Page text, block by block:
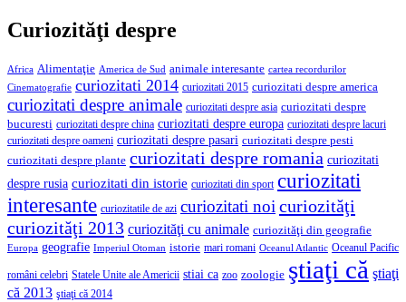
Curiozităţi despre
Africa Alimentaţie America de Sud animale interesante cartea recordurilor
Cinematografie curiozitati 2014 curiozitati 2015 curiozitati despre america
curiozitati despre animale curiozitati despre asia curiozitati despre
bucuresti curiozitati despre china curiozitati despre europa curiozitati despre lacuri
curiozitati despre oameni curiozitati despre pasari curiozitati despre pesti
curiozitati despre plante curiozitati despre romania curiozitati
despre rusia curiozitati din istorie curiozitati din sport curiozitati
interesante curiozitatile de azi curiozitati noicuriozităţi
curiozităţi 2013 curiozităţi cu animale curiozităţi din geografie
Europa geografie Imperiul Otoman istorie mari romani Oceanul Atlantic Oceanul Pacific
români celebri Statele Unite ale Americii stiai ca zoo zoologie ştiaţi că ştiaţi
că 2013 ştiaţi că 2014